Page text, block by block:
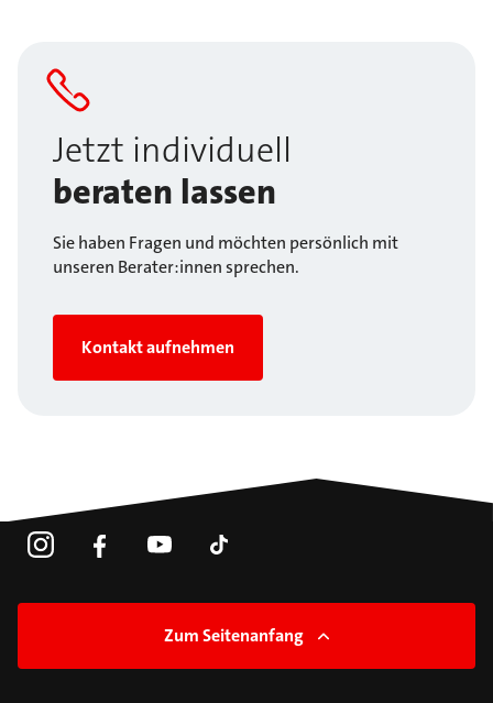
Jetzt individuell
beraten lassen
Sie haben Fragen und möchten persönlich mit
unseren Berater:innen sprechen.
Kontakt aufnehmen
Zum Seitenanfang